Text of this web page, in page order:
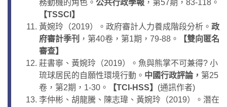
務動機的角色。 公共行政學報 ，第57期，83-118。
【TSSCI 】
黃婉玲（2019）。政府審計人力養成階段分析。 政
府審計季刊 ，第40卷，第1期，79-88。 【雙向匿名
審查】
莊書寧、黃婉玲（2019）。魚與熊掌不可兼得? 小
琉球居民的自願性環境行動。 中國行政評論， 第25
卷，第2期，1-30。
【TCI-HSS】 (通訊作者)
李仲彬、胡龍騰、陳志瑋、黃婉玲（2019）。潛在